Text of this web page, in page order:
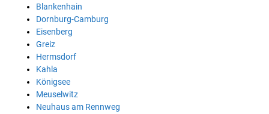
Blankenhain
Dornburg-Camburg
Eisenberg
Greiz
Hermsdorf
Kahla
Königsee
Meuselwitz
Neuhaus am Rennweg